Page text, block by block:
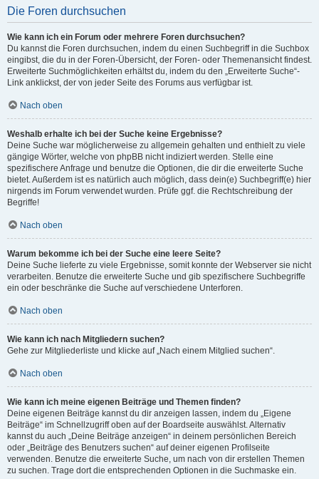
Die Foren durchsuchen
Wie kann ich ein Forum oder mehrere Foren durchsuchen?
Du kannst die Foren durchsuchen, indem du einen Suchbegriff in die Suchbox
eingibst, die du in der Foren-Übersicht, der Foren- oder Themenansicht findest.
Erweiterte Suchmöglichkeiten erhältst du, indem du den „Erweiterte Suche“-
Link anklickst, der von jeder Seite des Forums aus verfügbar ist.
Nach oben
Weshalb erhalte ich bei der Suche keine Ergebnisse?
Deine Suche war möglicherweise zu allgemein gehalten und enthielt zu viele
gängige Wörter, welche von phpBB nicht indiziert werden. Stelle eine
spezifischere Anfrage und benutze die Optionen, die dir die erweiterte Suche
bietet. Außerdem ist es natürlich auch möglich, dass dein(e) Suchbegriff(e) hier
nirgends im Forum verwendet wurden. Prüfe ggf. die Rechtschreibung der
Begriffe!
Nach oben
Warum bekomme ich bei der Suche eine leere Seite?
Deine Suche lieferte zu viele Ergebnisse, somit konnte der Webserver sie nicht
verarbeiten. Benutze die erweiterte Suche und gib spezifischere Suchbegriffe
ein oder beschränke die Suche auf verschiedene Unterforen.
Nach oben
Wie kann ich nach Mitgliedern suchen?
Gehe zur Mitgliederliste und klicke auf „Nach einem Mitglied suchen“.
Nach oben
Wie kann ich meine eigenen Beiträge und Themen finden?
Deine eigenen Beiträge kannst du dir anzeigen lassen, indem du „Eigene
Beiträge“ im Schnellzugriff oben auf der Boardseite auswählst. Alternativ
kannst du auch „Deine Beiträge anzeigen“ in deinem persönlichen Bereich
oder „Beiträge des Benutzers suchen“ auf deiner eigenen Profilseite
verwenden. Benutze die erweiterte Suche, um nach von dir erstellen Themen
zu suchen. Trage dort die entsprechenden Optionen in die Suchmaske ein.